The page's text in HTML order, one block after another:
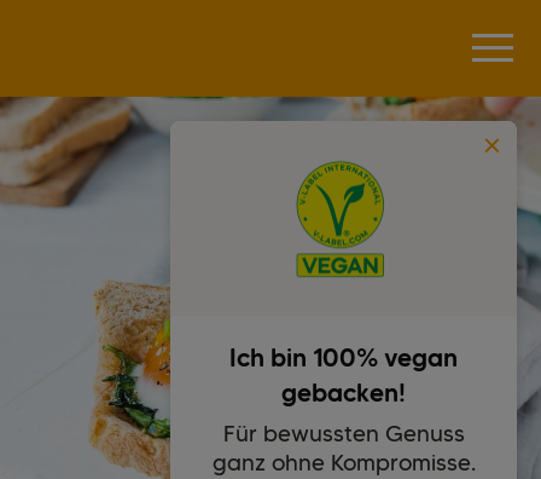
Ich bin 100% vegan
gebacken!
Für bewussten Genuss
ganz ohne Kompromisse.